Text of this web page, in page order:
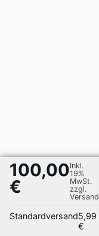
100,00
€
Inkl.
19%
MwSt.
zzgl.
Versand
Standardversand5,99
€